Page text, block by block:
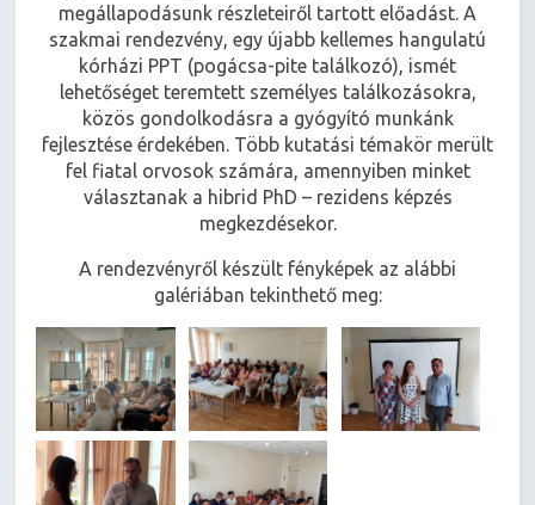
megállapodásunk részleteiről tartott előadást. A
szakmai rendezvény, egy újabb kellemes hangulatú
kórházi PPT (pogácsa-pite találkozó), ismét
lehetőséget teremtett személyes találkozásokra,
közös gondolkodásra a gyógyító munkánk
fejlesztése érdekében. Több kutatási témakör merült
fel fiatal orvosok számára, amennyiben minket
választanak a hibrid PhD – rezidens képzés
megkezdésekor.
A rendezvényről készült fényképek az alábbi
galériában tekinthető meg: